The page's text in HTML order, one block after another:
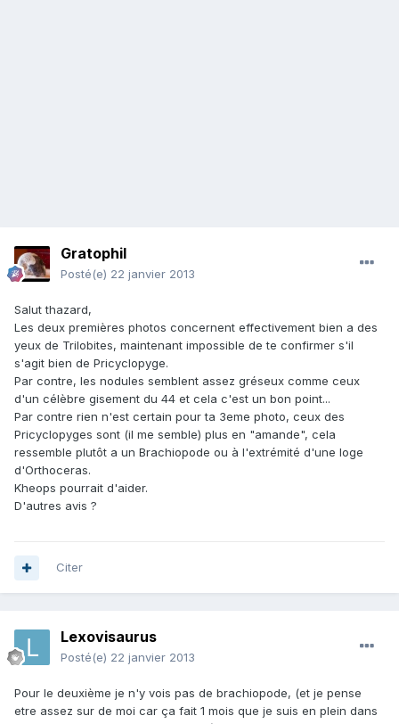
Gratophil
Posté(e) 22 janvier 2013
Salut thazard,
Les deux premières photos concernent effectivement bien a des
yeux de Trilobites, maintenant impossible de te confirmer s'il
s'agit bien de Pricyclopyge.
Par contre, les nodules semblent assez gréseux comme ceux
d'un célèbre gisement du 44 et cela c'est un bon point...
Par contre rien n'est certain pour ta 3eme photo, ceux des
Pricyclopyges sont (il me semble) plus en "amande", cela
ressemble plutôt a un Brachiopode ou à l'extrémité d'une loge
d'Orthoceras.
Kheops pourrait d'aider.
D'autres avis ?
Citer
Lexovisaurus
Posté(e) 22 janvier 2013
Pour le deuxième je n'y vois pas de brachiopode, (et je pense
etre assez sur de moi car ça fait 1 mois que je suis en plein dans